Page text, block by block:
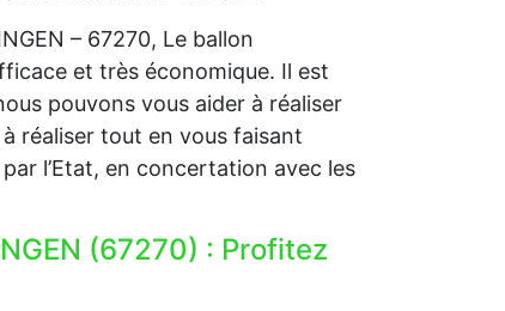
– 67270, Le ballon
et très économique. Il est
pouvons vous aider à réaliser
réaliser tout en vous faisant
l’Etat, en concertation avec les
(67270) : Profitez